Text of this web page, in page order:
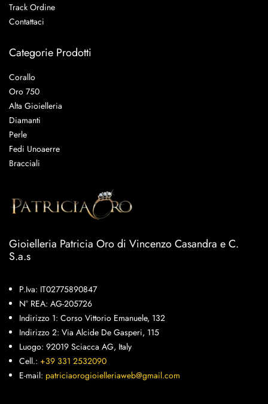
Gioielleria Patricia Oro di Vincenzo Casandra e C.
S.a.s
P.Iva: IT02775890847
N° REA: AG-205726
Indirizzo 1: Corso Vittorio Emanuele, 132
Indirizzo 2: Via Alcide De Gasperi, 115
Luogo: 92019 Sciacca AG, Italy
Cell.: +39 331 2532090
E-mail: patriciaorogioielleriaweb@gmail.com
Categorie Prodotti
Corallo
Oro 750
Alta Gioielleria
Diamanti
Perle
Fedi Unoaerre
Bracciali
Track Ordine
Contattaci